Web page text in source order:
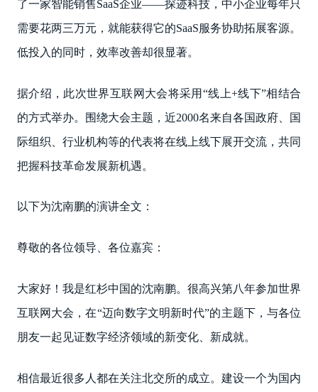
了一家智能销售SaaS企业——探迹科技，中小企业每年只
需要花两三万元，就能获得它的SaaS服务协助拓展客源。
低投入的同时，效率改善却很显著。
据介绍，此次世界互联网大会将采用“线上+线下”相结合
的方式举办。围绕大会主题，近2000名来自各国政府、国
际组织、行业机构等的代表将在线上线下展开交流，共同
把握科技革命发展新机遇。
以下为沈南鹏的演讲全文：
尊敬的各位领导、各位嘉宾：
大家好！我是红杉中国的沈南鹏。很高兴第八年参加世界
互联网大会，在“迈向数字文明新时代”的主题下，与各位
朋友一起见证数字经济领域的新变化、新成就。
相信最近很多人都在关注北交所的成立。建设一个为国内